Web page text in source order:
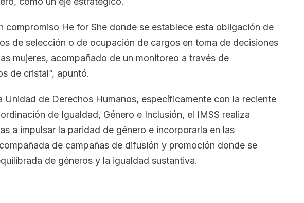
compromiso He for She donde se establece esta obligación de
de selección o de ocupación de cargos en toma de decisiones
mujeres, acompañado de un monitoreo a través de
de cristal”, apuntó.
Unidad de Derechos Humanos, específicamente con la reciente
de Igualdad, Género e Inclusión, el IMSS realiza
a impulsar la paridad de género e incorporarla en las
de campañas de difusión y promoción donde se
de géneros y la igualdad sustantiva.